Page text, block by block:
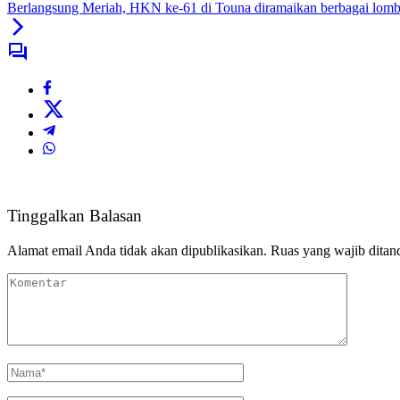
Berlangsung Meriah, HKN ke-61 di Touna diramaikan berbagai
Tinggalkan Balasan
Alamat email Anda tidak akan dipublikasikan. Ruas yang wajib